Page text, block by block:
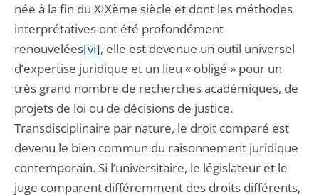
née à la fin du XIXème siècle et dont les méthodes
interprétatives ont été profondément
renouvelées[vi], elle est devenue un outil universel
d’expertise juridique et un lieu « obligé » pour un
très grand nombre de recherches académiques, de
projets de loi ou de décisions de justice.
Transdisciplinaire par nature, le droit comparé est
devenu le bien commun du raisonnement juridique
contemporain. Si l’universitaire, le législateur et le
juge comparent différemment des droits différents,